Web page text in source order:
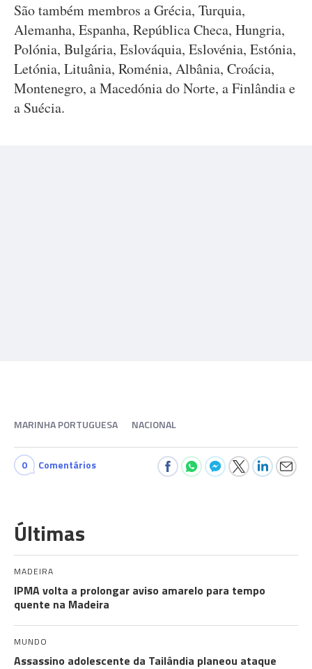
São também membros a Grécia, Turquia,
Alemanha, Espanha, República Checa, Hungria,
Polónia, Bulgária, Eslováquia, Eslovénia, Estónia,
Letónia, Lituânia, Roménia, Albânia, Croácia,
Montenegro, a Macedónia do Norte, a Finlândia e
a Suécia.
MARINHA PORTUGUESA NACIONAL
0 Comentários
Últimas
MADEIRA
IPMA volta a prolongar aviso amarelo para tempo
quente na Madeira
MUNDO
Assassino adolescente da Tailândia planeou ataque